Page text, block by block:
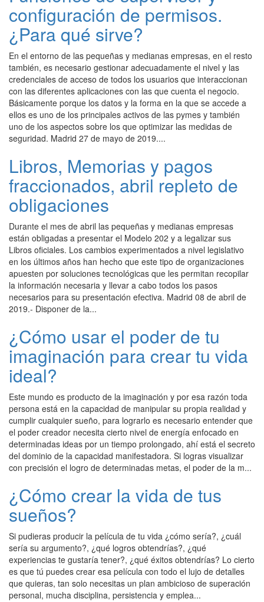
configuración de permisos.
¿Para qué sirve?
En el entorno de las pequeñas y medianas empresas, en el resto
también, es necesario gestionar adecuadamente el nivel y las
credenciales de acceso de todos los usuarios que interaccionan
con las diferentes aplicaciones con las que cuenta el negocio.
Básicamente porque los datos y la forma en la que se accede a
ellos es uno de los principales activos de las pymes y también
uno de los aspectos sobre los que optimizar las medidas de
seguridad. Madrid 27 de mayo de 2019....
Libros, Memorias y pagos
fraccionados, abril repleto de
obligaciones
Durante el mes de abril las pequeñas y medianas empresas
están obligadas a presentar el Modelo 202 y a legalizar sus
Libros oficiales. Los cambios experimentados a nivel legislativo
en los últimos años han hecho que este tipo de organizaciones
apuesten por soluciones tecnológicas que les permitan recopilar
la información necesaria y llevar a cabo todos los pasos
necesarios para su presentación efectiva. Madrid 08 de abril de
2019.- Disponer de la...
¿Cómo usar el poder de tu
imaginación para crear tu vida
ideal?
Este mundo es producto de la imaginación y por esa razón toda
persona está en la capacidad de manipular su propia realidad y
cumplir cualquier sueño, para lograrlo es necesario entender que
el poder creador necesita cierto nivel de energía enfocado en
determinadas ideas por un tiempo prolongado, ahí está el secreto
del dominio de la capacidad manifestadora. Si logras visualizar
con precisión el logro de determinadas metas, el poder de la m...
¿Cómo crear la vida de tus
sueños?
Si pudieras producir la película de tu vida ¿cómo sería?, ¿cuál
sería su argumento?, ¿qué logros obtendrías?, ¿qué
experiencias te gustaría tener?, ¿qué éxitos obtendrías? Lo cierto
es que tú puedes crear esa película con todo el lujo de detalles
que quieras, tan solo necesitas un plan ambicioso de superación
personal, mucha disciplina, persistencia y emplea...